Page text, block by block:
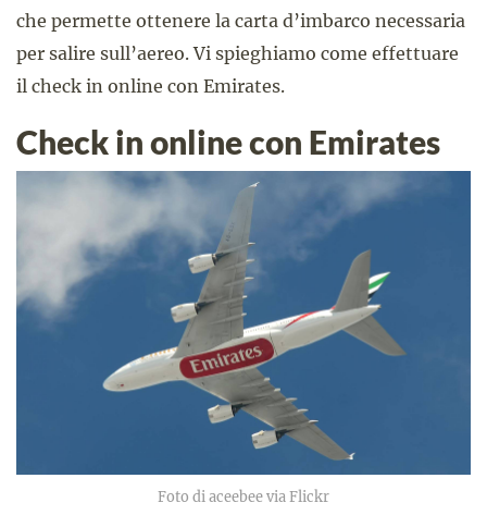
che permette ottenere la carta d’imbarco necessaria
per salire sull’aereo. Vi spieghiamo come effettuare
il check in online con Emirates.
Check in online con Emirates
Foto di aceebee via Flickr